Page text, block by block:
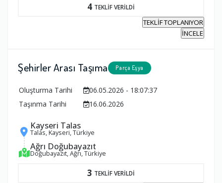
4 TEKLİF VERİLDİ
TEKLİF TOPLANIYOR
İNCELE
Şehirler Arası Taşıma Parça Eşya
Oluşturma Tarihi
06.05.2026 - 18:07:37
Taşınma Tarihi
16.06.2026
Kayseri Talas
Talas, Kayseri, Türkiye
Ağrı Doğubayazıt
Doğubayazıt, Ağrı, Türkiye
3 TEKLİF VERİLDİ